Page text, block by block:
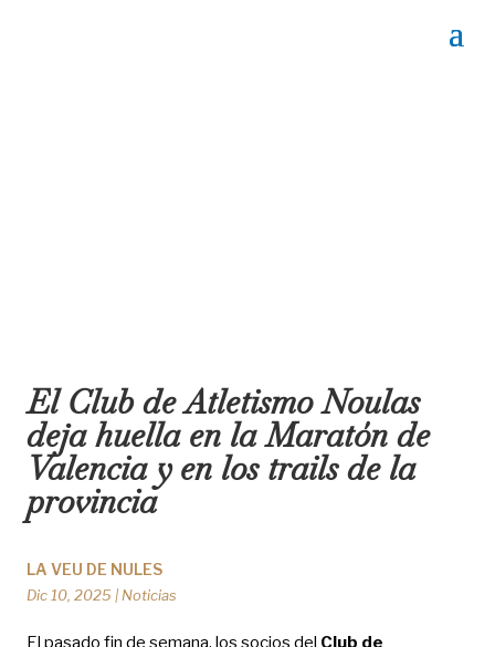
El Club de Atletismo Noulas
deja huella en la Maratón de
Valencia y en los trails de la
provincia
LA VEU DE NULES
Dic 10, 2025 | Noticias
El pasado fin de semana, los socios del Club de